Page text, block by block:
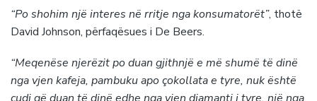
“Po shohim një interes në rritje nga konsumatorët”, thotë
David Johnson, përfaqësues i De Beers.
“Meqenëse njerëzit po duan gjithnjë e më shumë të dinë
nga vjen kafeja, pambuku apo çokollata e tyre, nuk është